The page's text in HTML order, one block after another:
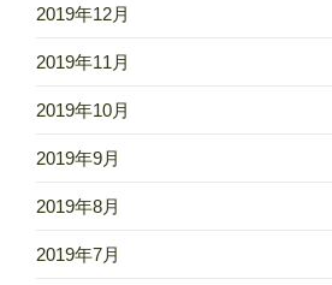
2019年12月
2019年11月
2019年10月
2019年9月
2019年8月
2019年7月